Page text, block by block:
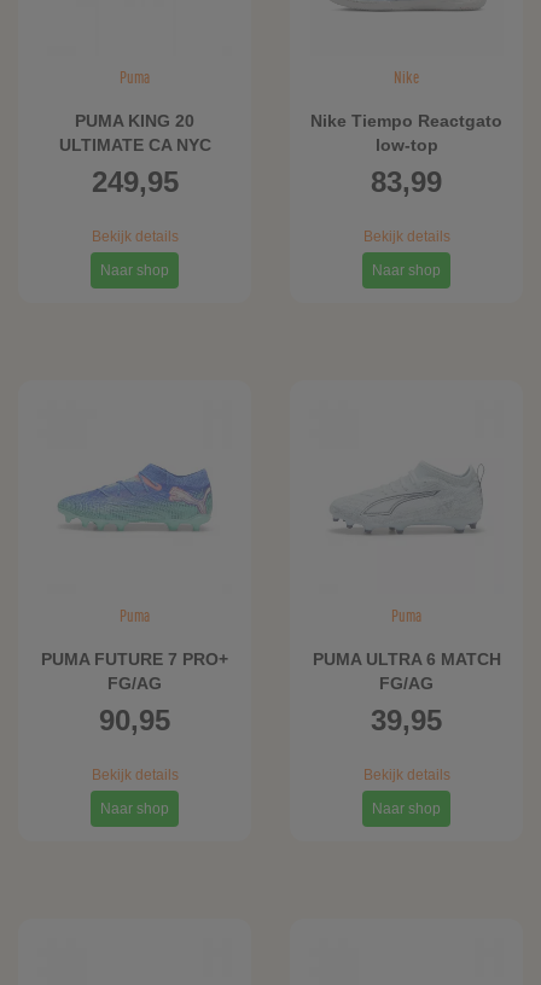
Puma
PUMA KING 20
ULTIMATE CA NYC
FG/AG uniseks
voetbalschoenen,
249,95
Bekijk details
Naar shop
Nike
Nike Tiempo Reactgato
low-top
zaalvoetbalschoenen -
Blauw
83,99
Bekijk details
Naar shop
Puma
PUMA FUTURE 7 PRO+
FG/AG
voetbalschoenen,
Blauw/Wit
90,95
Bekijk details
Naar shop
Puma
PUMA ULTRA 6 MATCH
FG/AG
voetbalschoenen,
Blauw/Wit
39,95
Bekijk details
Naar shop